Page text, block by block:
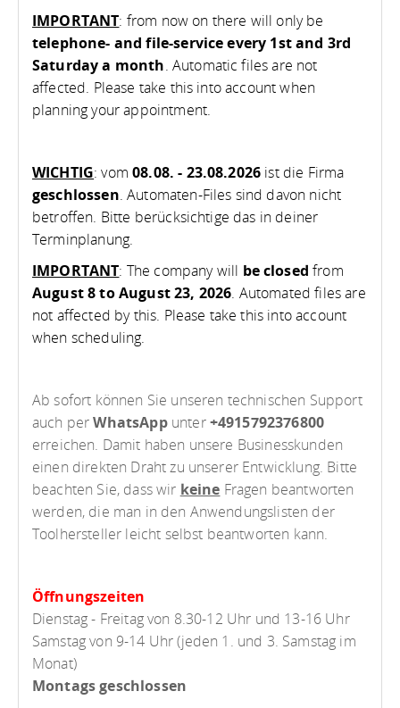
IMPORTANT: from now on there will only be
telephone- and file-service every 1st and 3rd
Saturday a month. Automatic files are not
affected. Please take this into account when
planning your appointment.
WICHTIG: vom08.08. - 23.08.2026 ist die Firma
geschlossen. Automaten-Files sind davon nicht
betroffen. Bitte berücksichtige das in deiner
Terminplanung.
IMPORTANT: The company will be closed from
August 8 to August 23, 2026. Automated files are
not affected by this. Please take this into account
when scheduling.
Ab sofort können Sie unseren technischen Support
auch perWhatsAppunter+4915792376800
erreichen. Damit haben unsere Businesskunden
einen direkten Draht zu unserer Entwicklung. Bitte
beachten Sie, dass wir keine Fragen beantworten
werden, die man in den Anwendungslisten der
Toolhersteller leicht selbst beantworten kann.
Öffnungszeiten
Dienstag - Freitag von 8.30-12 Uhr und 13-16 Uhr
Samstag von 9-14 Uhr (jeden 1. und 3. Samstag im
Monat)
Montags geschlossen